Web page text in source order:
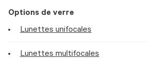
Options de verre
Lunettes unifocales
Lunettes multifocales